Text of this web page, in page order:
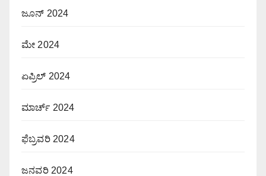
ಜೂನ್ 2024
ಮೇ 2024
ಏಪ್ರಿಲ್ 2024
ಮಾರ್ಚ್ 2024
ಫೆಬ್ರವರಿ 2024
ಜನವರಿ 2024